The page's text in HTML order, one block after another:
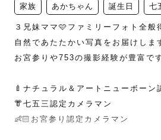
家族 あかちゃん 誕生日 七
３兄妹ママ🩷ファミリーフォト全般
自然であたたかい写真をお届けしま
お宮参りや753の撮影経験が豊富で
🍼ナチュラル＆アートニューボーン
👘七五三認定カメラマン
👶🏻お宮参り認定カメラマン